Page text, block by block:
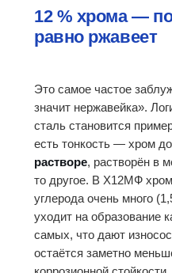
12 % хрома —
равно ржавеет
Это самое частое
значит нержавейка».
сталь становится
есть тонкость — хром
растворе, растворён в
то другое. В Х12МФ
углерода очень много
уходит на образование
самых, что дают
остаётся заметно